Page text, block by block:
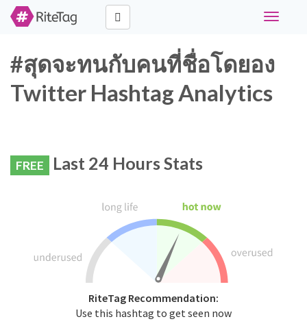
Toggle
#สุดจะทนกับคนที่ชื่อโดยอง
Twitter Hashtag Analytics
FREE Last 24 Hours Stats
RiteTag Recommendation:
Use this hashtag to get seen now